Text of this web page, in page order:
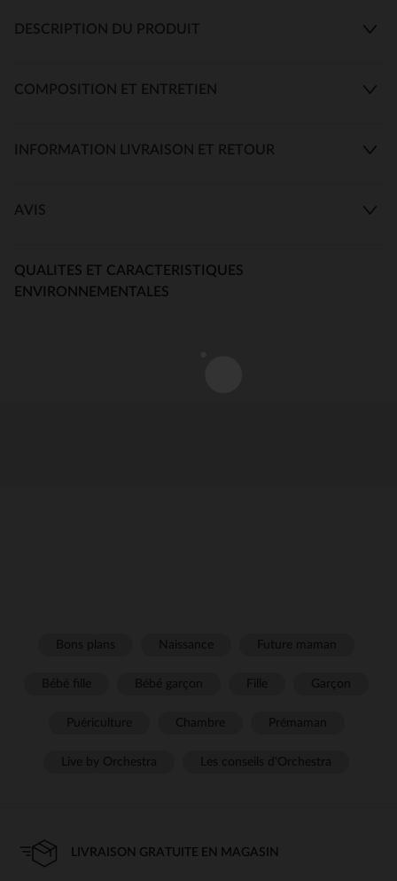
DESCRIPTION DU PRODUIT
COMPOSITION ET ENTRETIEN
INFORMATION LIVRAISON ET RETOUR
AVIS
QUALITES ET CARACTERISTIQUES
ENVIRONNEMENTALES
LIVRAISON GRATUITE EN MAGASIN